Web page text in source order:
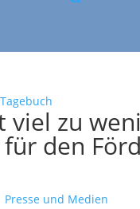
Tagebuch
viel zu
den
Presse und Medien